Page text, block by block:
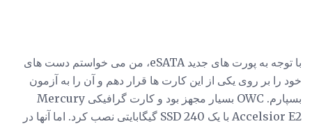
با توجه به پورت های جدید eSATA، من می خواستم دست های
خود را بر روی یکی از این کارت ها قرار دهم و آن را به آزمون
بسپارم. OWC بسیار مجهز بود و کارت گرافیکی Mercury
Accelsior E2 با یک SSD 240 گیگابایتی نصب کرد. اما آنها در